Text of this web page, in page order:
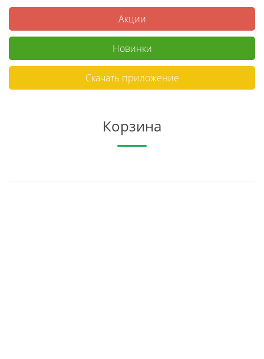
Акции
Новинки
Скачать приложение
Корзина